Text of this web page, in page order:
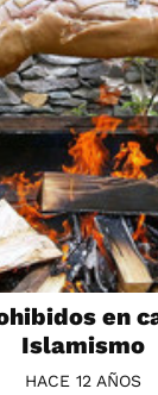
en
Islamismo
HACE 12 AÑOS